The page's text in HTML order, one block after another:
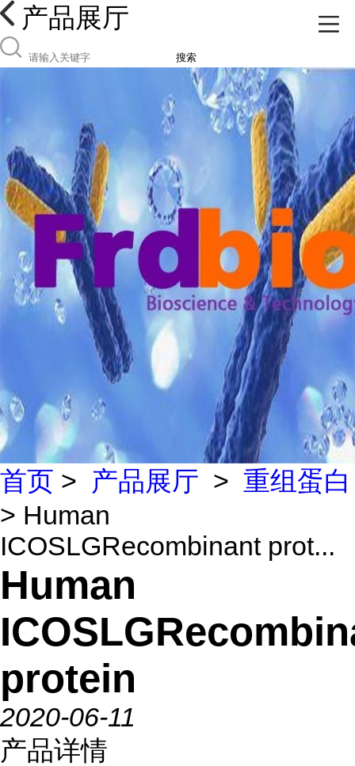
产品展厅
搜索
首页 > 产品展厅 > 重组蛋白
> Human
ICOSLGRecombinant prot...
Human
protein
2020-06-11
产品详情